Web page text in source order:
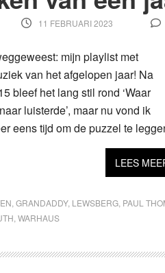
11 FEBRUARI 2023
mijn playlist met
van het afgelopen jaar! Na
bleef het lang stil rond ‘Waar
luisterde’, maar nu vond ik
eens tijd om de puzzel te
LEES
GRANDADDY, LEWSBERG PAUL
WARHAUS